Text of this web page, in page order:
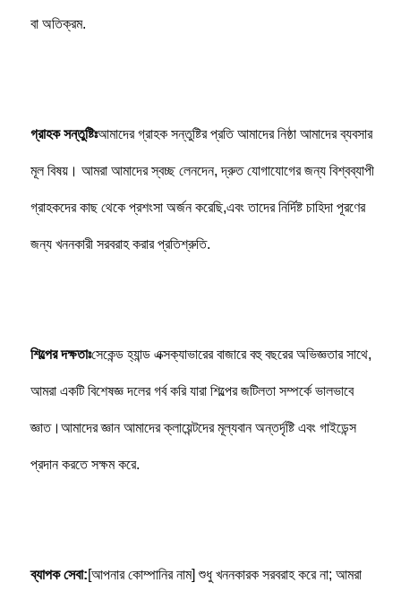
বা অতিক্রম.
গ্রাহক সন্তুষ্টিঃআমাদের গ্রাহক সন্তুষ্টির প্রতি আমাদের নিষ্ঠা আমাদের ব্যবসার
মূল বিষয়। আমরা আমাদের স্বচ্ছ লেনদেন, দ্রুত যোগাযোগের জন্য বিশ্বব্যাপী
গ্রাহকদের কাছ থেকে প্রশংসা অর্জন করেছি,এবং তাদের নির্দিষ্ট চাহিদা পূরণের
জন্য খননকারী সরবরাহ করার প্রতিশ্রুতি.
শিল্পের দক্ষতাঃসেকেন্ড হ্যান্ড এক্সক্যাভারের বাজারে বহু বছরের অভিজ্ঞতার সাথে,
আমরা একটি বিশেষজ্ঞ দলের গর্ব করি যারা শিল্পের জটিলতা সম্পর্কে ভালভাবে
জ্ঞাত।আমাদের জ্ঞান আমাদের ক্লায়েন্টদের মূল্যবান অন্তর্দৃষ্টি এবং গাইডেন্স
প্রদান করতে সক্ষম করে.
ব্যাপক সেবা:[আপনার কোম্পানির নাম] শুধু খননকারক সরবরাহ করে না; আমরা